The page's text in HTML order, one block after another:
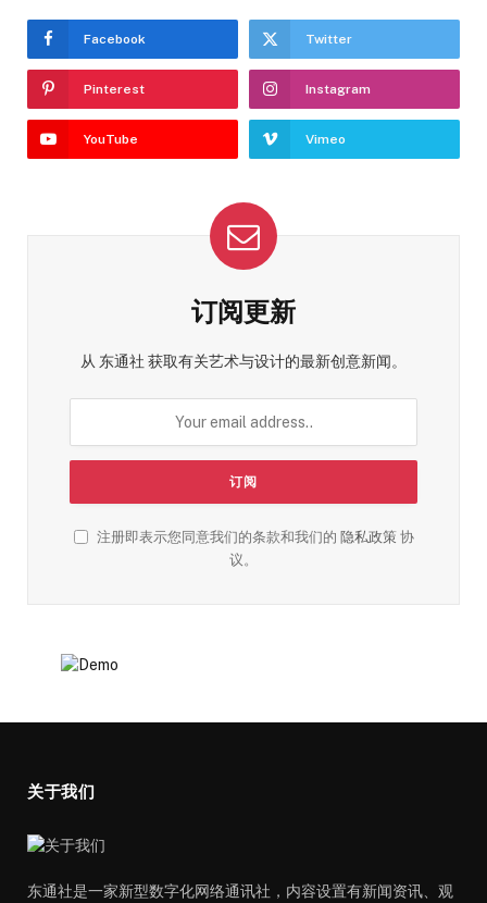
Facebook Twitter
Pinterest Instagram
YouTube Vimeo
订阅更新
从 东通社 获取有关艺术与设计的最新创意新闻。
注册即表示您同意我们的条款和我们的 隐私政策协
议。
关于我们
东通社是一家新型数字化网络通讯社，内容设置有新闻资讯、观